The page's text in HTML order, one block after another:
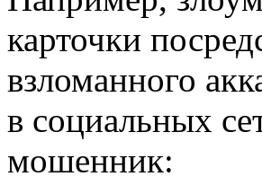
карточки
взломанного
в социальных
мошенник: